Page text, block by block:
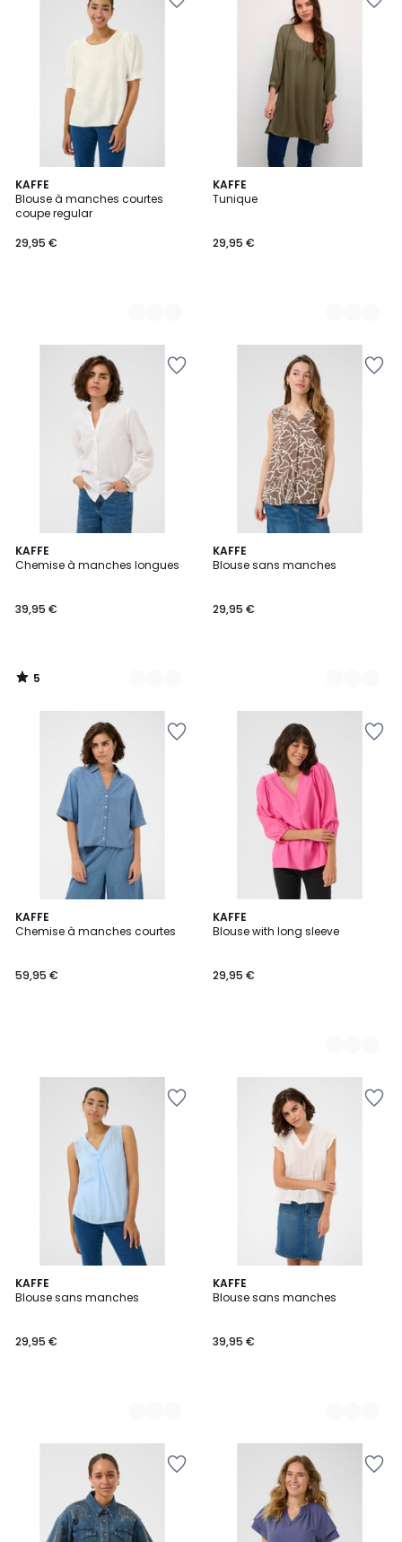
KAFFE
Blouse à manches courtes
coupe regular
29,95 €
4
Couleurs
KAFFE
Tunique
29,95 €
11
Couleurs
KAFFE
Chemise à manches longues
39,95 €
5
/
6
Couleurs
5
/
KAFFE
Blouse sans manches
29,95 €
3
Couleurs
KAFFE
Chemise à manches courtes
59,95 €
KAFFE
Blouse with long sleeve
29,95 €
4
Couleurs
KAFFE
Blouse sans manches
29,95 €
8
Couleurs
KAFFE
Blouse sans manches
39,95 €
2
Couleurs